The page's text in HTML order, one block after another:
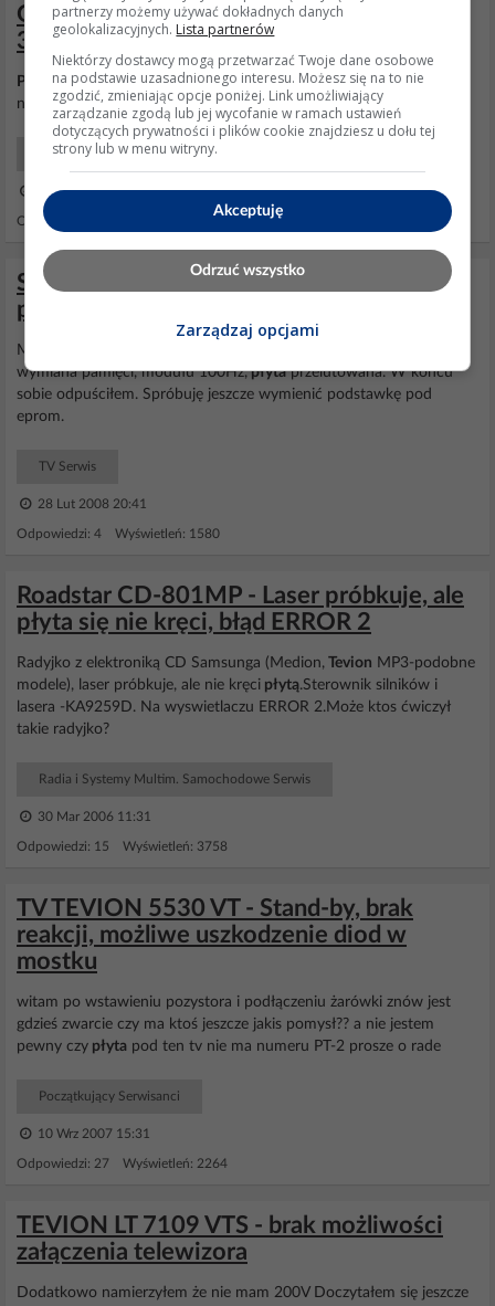
Gdzie znaleźć schemat do LCD TEVION
31133?
Płyta PCB00101200 z układem SDA6000 B12 . Na płyciejest
naklejka BST00101200 Q6U1
TV Szukam
28 Sie 2009 09:23
Odpowiedzi: 5 Wyświetleń: 5887
Schneider TV17 - uszkadza się zawartość
pamięci
Mam taki TV, 32 calowy
wymiana pamięci, modułu 100Hz,płytaprzelutowana. W końcu
sobie odpuściłem. Spróbuję jeszcze wymienić podstawkę pod
eprom.
TV Serwis
28 Lut 2008 20:41
Odpowiedzi: 4 Wyświetleń: 1580
Roadstar CD-801MP - Laser próbkuje, ale
płyta się nie kręci, błąd ERROR 2
Radyjko z elektroniką CD Samsunga (Medion, Tevion MP3-podobne
modele), laser próbkuje, ale nie kręci płytą.Sterownik silników i
lasera -KA9259D. Na wyswietlaczu ERROR 2.Może ktos ćwiczył
takie radyjko?
Radia i Systemy Multim. Samochodowe Serwis
30 Mar 2006 11:31
Odpowiedzi: 15 Wyświetleń: 3758
TV TEVION 5530 VT - Stand-by, brak
reakcji, możliwe uszkodzenie diod w
mostku
witam po wstawieniu pozystora i podłączeniu żarówki znów jest
gdzieś zwarcie czy ma ktoś jeszcze jakis pomysł?? a nie jestem
pewny czy płyta pod ten tv nie ma numeru PT-2 prosze o rade
Początkujący Serwisanci
10 Wrz 2007 15:31
Odpowiedzi: 27 Wyświetleń: 2264
TEVION LT 7109 VTS - brak możliwości
załączenia telewizora
Dodatkowo namierzyłem że nie mam 200V Doczytałem się jeszcze
partnerzy możemy używać dokładnych danych
geolokalizacyjnych. Lista partnerów
Niektórzy dostawcy mogą przetwarzać Twoje dane osobowe
na podstawie uzasadnionego interesu. Możesz się na to nie
zgodzić, zmieniając opcje poniżej. Link umożliwiający
zarządzanie zgodą lub jej wycofanie w ramach ustawień
dotyczących prywatności i plików cookie znajdziesz u dołu tej
strony lub w menu witryny.
Akceptuję
Odrzuć wszystko
Zarządzaj opcjami